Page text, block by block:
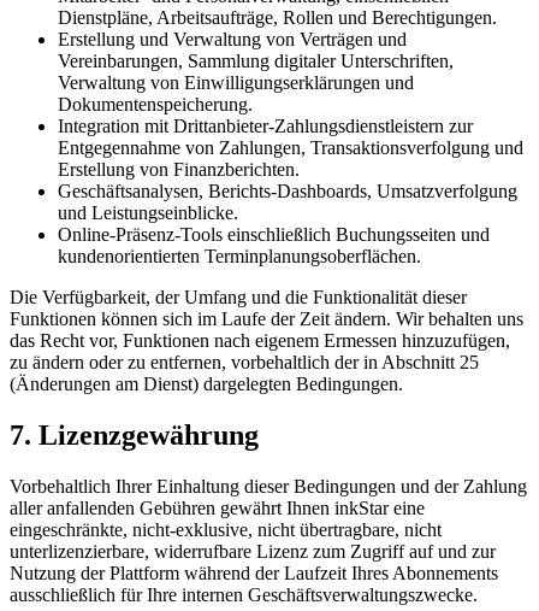
Dienstpläne, Arbeitsaufträge, Rollen und Berechtigungen.
Erstellung und Verwaltung von Verträgen und
Vereinbarungen, Sammlung digitaler Unterschriften,
Verwaltung von Einwilligungserklärungen und
Dokumentenspeicherung.
Integration mit Drittanbieter-Zahlungsdienstleistern zur
Entgegennahme von Zahlungen, Transaktionsverfolgung und
Erstellung von Finanzberichten.
Geschäftsanalysen, Berichts-Dashboards, Umsatzverfolgung
und Leistungseinblicke.
Online-Präsenz-Tools einschließlich Buchungsseiten und
kundenorientierten Terminplanungsoberflächen.
Die Verfügbarkeit, der Umfang und die Funktionalität dieser
Funktionen können sich im Laufe der Zeit ändern. Wir behalten uns
das Recht vor, Funktionen nach eigenem Ermessen hinzuzufügen,
zu ändern oder zu entfernen, vorbehaltlich der in Abschnitt 25
(Änderungen am Dienst) dargelegten Bedingungen.
7. Lizenzgewährung
Vorbehaltlich Ihrer Einhaltung dieser Bedingungen und der Zahlung
aller anfallenden Gebühren gewährt Ihnen inkStar eine
eingeschränkte, nicht-exklusive, nicht übertragbare, nicht
unterlizenzierbare, widerrufbare Lizenz zum Zugriff auf und zur
Nutzung der Plattform während der Laufzeit Ihres Abonnements
ausschließlich für Ihre internen Geschäftsverwaltungszwecke.